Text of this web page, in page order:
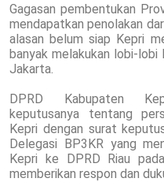
Gagasan pembentukan
mendapatkan penolakan
alasan belum siap Kepri
banyak melakukan lobi-
Jakarta.
DPRD Kabupaten
keputusanya tentang
Kepri dengan surat
Delegasi BP3KR yang
Kepri ke DPRD Riau
memberikan respon dan